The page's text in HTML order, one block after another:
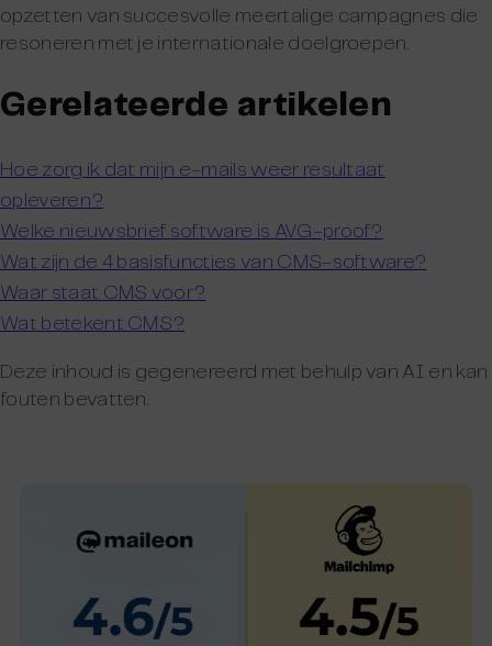
opzetten van succesvolle meertalige campagnes die
resoneren met je internationale doelgroepen.
Gerelateerde artikelen
Hoe zorg ik dat mijn e-mails weer resultaat
opleveren?
Welke nieuwsbrief software is AVG-proof?
Wat zijn de 4 basisfuncties van CMS-software?
Waar staat CMS voor?
Wat betekent CMS?
Deze inhoud is gegenereerd met behulp van AI en kan
fouten bevatten.